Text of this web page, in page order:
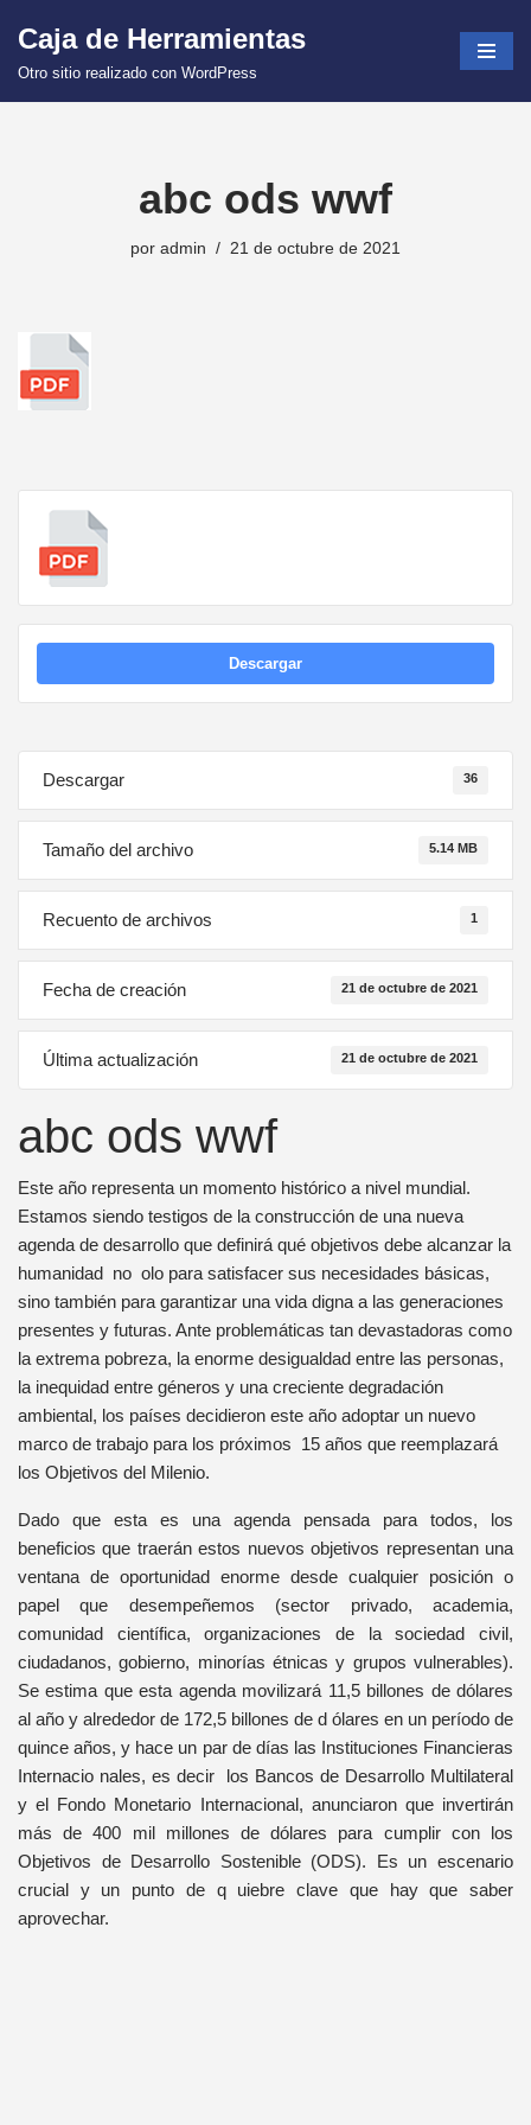
Saltar
Caja de Herramientas
Otro sitio realizado con WordPress
abc ods wwf
por admin 21 de octubre de 2021
Descargar
Descargar 36
Tamaño del archivo 5.14 MB
Recuento de archivos 1
Fecha de creación 21 de octubre de 2021
Última actualización 21 de octubre de 2021
abc ods wwf
Este año representa un momento histórico a nivel mundial.
Estamos siendo testigos de la construcción de una nueva
agenda de desarrollo que definirá qué objetivos debe alcanzar la
humanidad no olo para satisfacer sus necesidades básicas,
sino también para garantizar una vida digna a las generaciones
presentes y futuras. Ante problemáticas tan devastadoras como
la extrema pobreza, la enorme desigualdad entre las personas,
la inequidad entre géneros y una creciente degradación
ambiental, los países decidieron este año adoptar un nuevo
marco de trabajo para los próximos 15 años que reemplazará
los Objetivos del Milenio.
Dado que esta es una agenda pensada para todos, los
beneficios que traerán estos nuevos objetivos representan una
ventana de oportunidad enorme desde cualquier posición o
papel que desempeñemos (sector privado, academia,
comunidad científica, organizaciones de la sociedad civil,
ciudadanos, gobierno, minorías étnicas y grupos vulnerables).
Se estima que esta agenda movilizará 11,5 billones de dólares
al año y alrededor de 172,5 billones de d ólares en un período de
quince años, y hace un par de días las Instituciones Financieras
Internacio nales, es decir los Bancos de Desarrollo Multilateral
y el Fondo Monetario Internacional, anunciaron que invertirán
más de 400 mil millones de dólares para cumplir con los
Objetivos de Desarrollo Sostenible (ODS). Es un escenario
crucial y un punto de q uiebre clave que hay que saber
aprovechar.